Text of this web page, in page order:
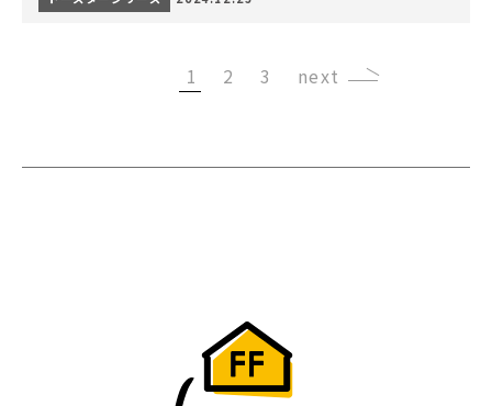
1 2 3 ›